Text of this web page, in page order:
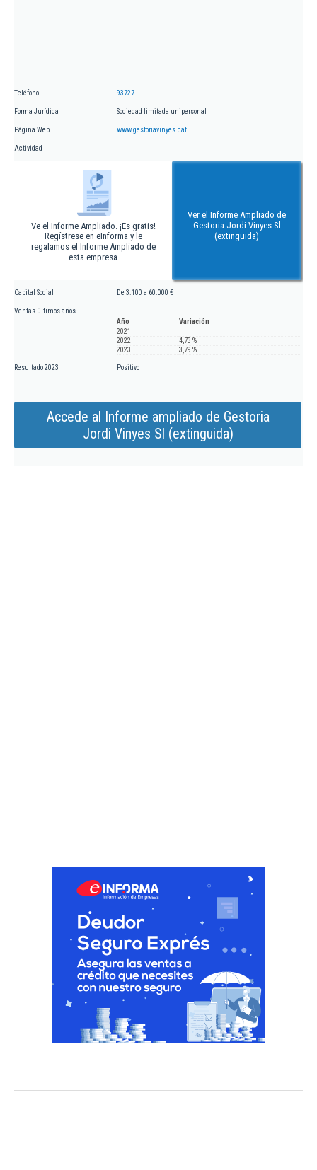
Teléfono 93727...
Forma Jurídica Sociedad limitada unipersonal
Página Web www.gestoriavinyes.cat
Actividad
Ve el Informe Ampliado. ¡Es gratis!
Regístrese en eInforma y le
regalamos el Informe Ampliado de
esta empresa
Ver el Informe Ampliado de
Gestoria Jordi Vinyes Sl
(extinguida)
Capital Social De 3.100 a 60.000 €
Ventas últimos años
Año
Variación
2021
2022
4,73 %
2023
3,79 %
Resultado 2023 Positivo
Accede al Informe ampliado de Gestoria
Jordi Vinyes Sl (extinguida)